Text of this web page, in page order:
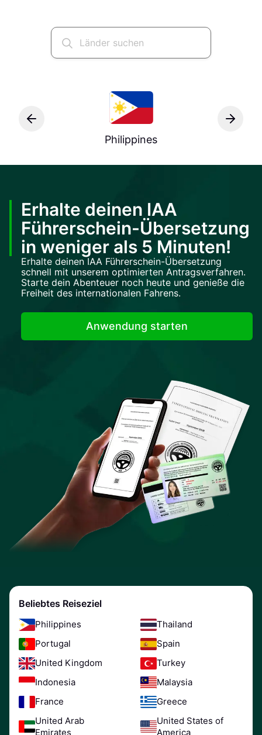
Philippines
Erhalte deinen IAA
Führerschein-Übersetzung
in weniger als 5 Minuten!
Erhalte deinen IAA Führerschein-Übersetzung
schnell mit unserem optimierten Antragsverfahren.
Starte dein Abenteuer noch heute und genieße die
Freiheit des internationalen Fahrens.
Anwendung starten
Beliebtes Reiseziel
Philippines
Thailand
Portugal
Spain
United Kingdom
Turkey
Indonesia
Malaysia
France
Greece
United Arab
Emirates
United States of
America